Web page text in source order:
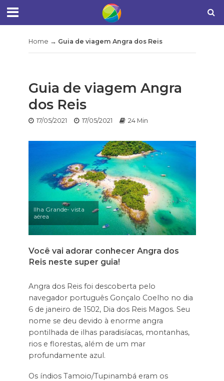
Home → Guia de viagem Angra dos Reis
Guia de viagem Angra
dos Reis
17/05/2021 17/05/2021 24 Min
Ilha Grande- vista
aérea
Você vai adorar conhecer Angra dos
Reis neste super guia!
Angra dos Reis foi descoberta pelo
navegador português Gonçalo Coelho no dia
6 de janeiro de 1502, Dia dos Reis Magos. Seu
nome se deu devido à enorme angra
pontilhada de ilhas paradisíacas, montanhas,
rios e florestas, além de um mar
profundamente azul.
Os índios Tamoio/Tupinambá eram os